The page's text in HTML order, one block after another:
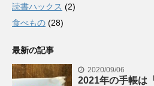
読書ハックス (2)
食べもの (28)
最新の記事
2020/09/06
2021年の手帳は